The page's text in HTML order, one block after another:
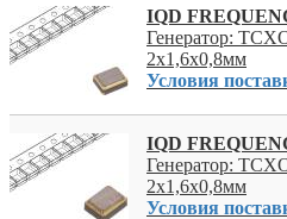
IQD
Генератор:
2x1,6x0,8мм
Условия
IQD
Генератор:
2x1,6x0,8мм
Условия